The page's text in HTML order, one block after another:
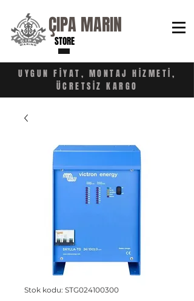
UYGUN FİYAT, MONTAJ HİZMETİ,
ÜCRETSİZ KARGO
ÇIPA MARIN
STORE
Stok kodu: STG024100300